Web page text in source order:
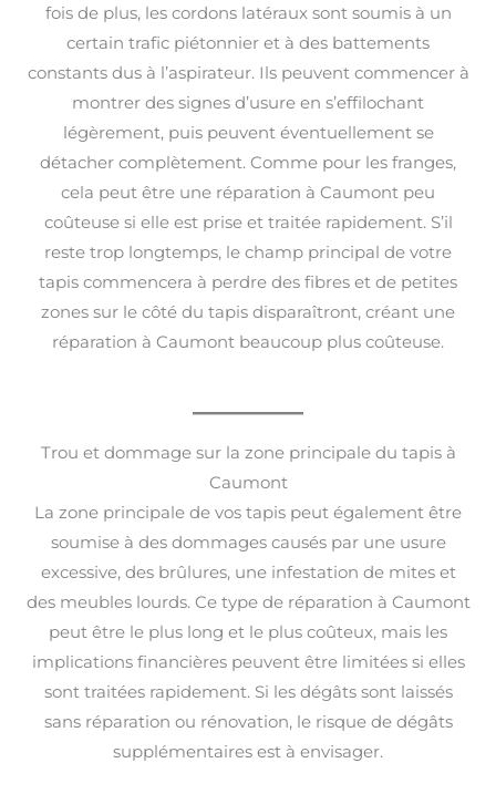
fois de plus, les cordons latéraux sont soumis à un
certain trafic piétonnier et à des battements
constants dus à l’aspirateur. Ils peuvent commencer à
montrer des signes d’usure en s’effilochant
légèrement, puis peuvent éventuellement se
détacher complètement. Comme pour les franges,
cela peut être une réparation à Caumont peu
coûteuse si elle est prise et traitée rapidement. S’il
reste trop longtemps, le champ principal de votre
tapis commencera à perdre des fibres et de petites
zones sur le côté du tapis disparaîtront, créant une
réparation à Caumont beaucoup plus coûteuse.
Trou et dommage sur la zone principale du tapis à
Caumont
La zone principale de vos tapis peut également être
soumise à des dommages causés par une usure
excessive, des brûlures, une infestation de mites et
des meubles lourds. Ce type de réparation à Caumont
peut être le plus long et le plus coûteux, mais les
implications financières peuvent être limitées si elles
sont traitées rapidement. Si les dégâts sont laissés
sans réparation ou rénovation, le risque de dégâts
supplémentaires est à envisager.